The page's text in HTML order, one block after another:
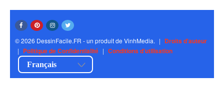
© 2026 DessinFacile.FR - un produit de VinhMedia. | Droits d'auteur
| Politique de Confidentialité | Conditions d'utilisation
Français